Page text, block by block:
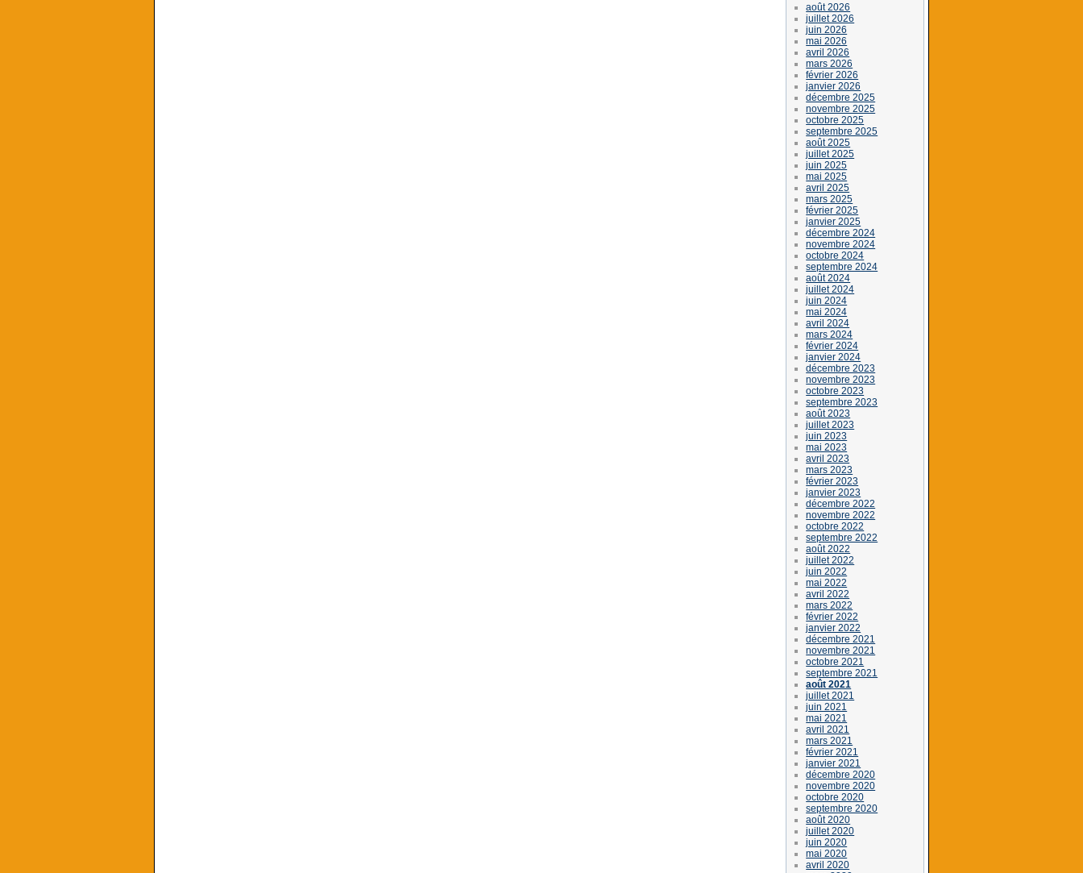
août 2026
juillet 2026
juin 2026
mai 2026
avril 2026
mars 2026
février 2026
janvier 2026
décembre 2025
novembre 2025
octobre 2025
septembre 2025
août 2025
juillet 2025
juin 2025
mai 2025
avril 2025
mars 2025
février 2025
janvier 2025
décembre 2024
novembre 2024
octobre 2024
septembre 2024
août 2024
juillet 2024
juin 2024
mai 2024
avril 2024
mars 2024
février 2024
janvier 2024
décembre 2023
novembre 2023
octobre 2023
septembre 2023
août 2023
juillet 2023
juin 2023
mai 2023
avril 2023
mars 2023
février 2023
janvier 2023
décembre 2022
novembre 2022
octobre 2022
septembre 2022
août 2022
juillet 2022
juin 2022
mai 2022
avril 2022
mars 2022
février 2022
janvier 2022
décembre 2021
novembre 2021
octobre 2021
septembre 2021
août 2021
juillet 2021
juin 2021
mai 2021
avril 2021
mars 2021
février 2021
janvier 2021
décembre 2020
novembre 2020
octobre 2020
septembre 2020
août 2020
juillet 2020
juin 2020
mai 2020
avril 2020